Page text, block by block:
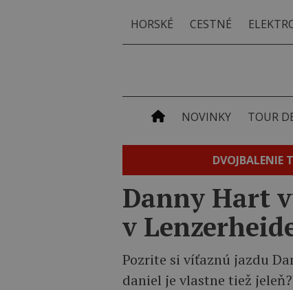
HORSKÉ CESTNÉ
NOVINKY TOUR
DVOJBALENIE
Danny Hart
v
Pozrite si víťaznú jazdu
daniel je vlastne tiež